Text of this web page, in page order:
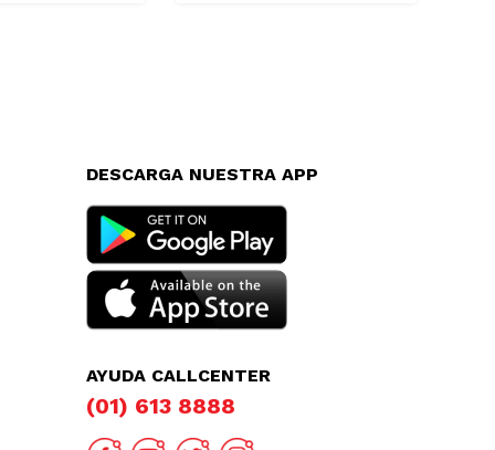
DESCARGA NUESTRA APP
AYUDA CALLCENTER
(01) 613 8888